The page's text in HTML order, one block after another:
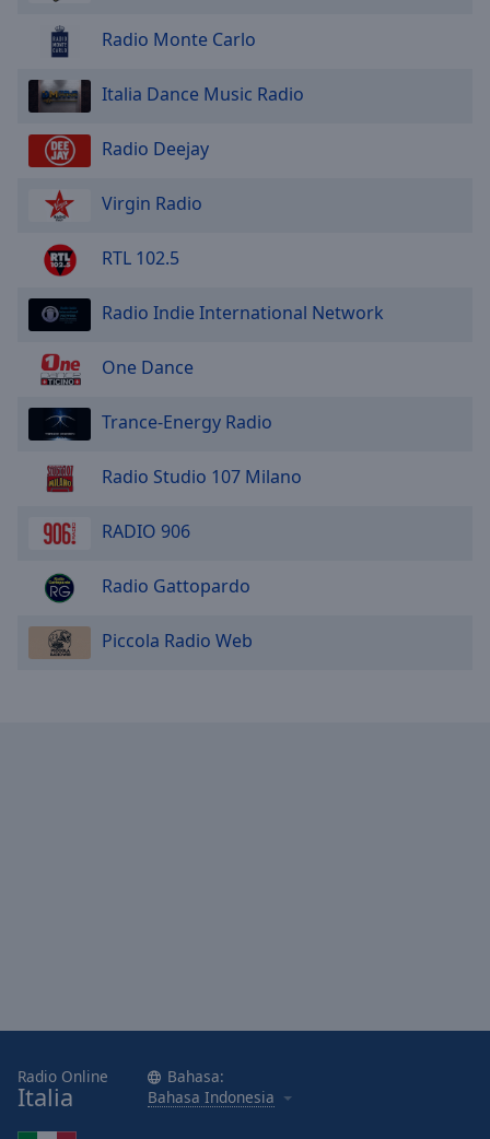
Radio Monte Carlo
Italia Dance Music Radio
Radio Deejay
Virgin Radio
RTL 102.5
Radio Indie International Network
One Dance
Trance-Energy Radio
Radio Studio 107 Milano
RADIO 906
Radio Gattopardo
Piccola Radio Web
Radio Online
Italia
Bahasa:
Bahasa Indonesia